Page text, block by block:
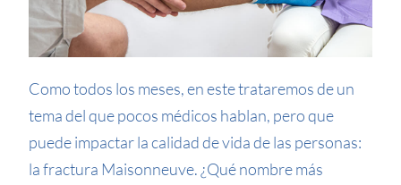
Como todos los meses, en este trataremos de un
tema del que pocos médicos hablan, pero que
puede impactar la calidad de vida de las personas:
la fractura Maisonneuve. ¿Qué nombre más